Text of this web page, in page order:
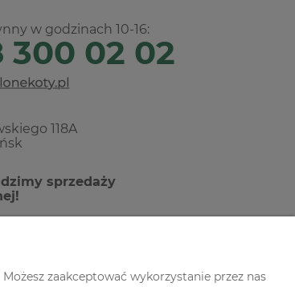
w godzinach 10-16:
300 02 02
118A
sprzedaży
zaakceptować wykorzystanie przez nas